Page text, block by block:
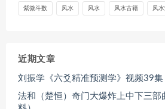
紫微斗数 风水 风水 风水古籍 风
近期文章
刘振学《六爻精准预测学》视频39集
法和（楚恒）奇门大爆炸上中下三部